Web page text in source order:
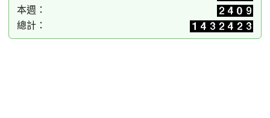
本週：
總計：